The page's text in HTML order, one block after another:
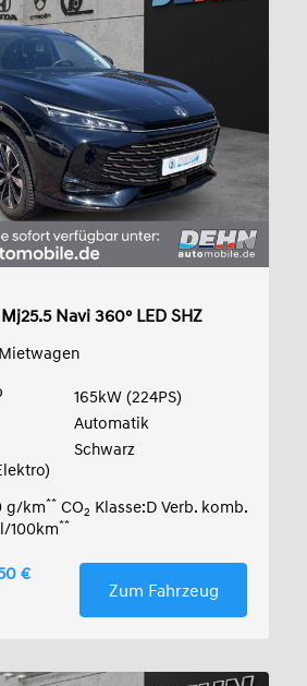
Navi 360° LED SHZ
165kW (224PS)
Automatik
Schwarz
g/km** CO2 Klasse:D Verb. komb.
100km**
€
Zum Fahrzeug